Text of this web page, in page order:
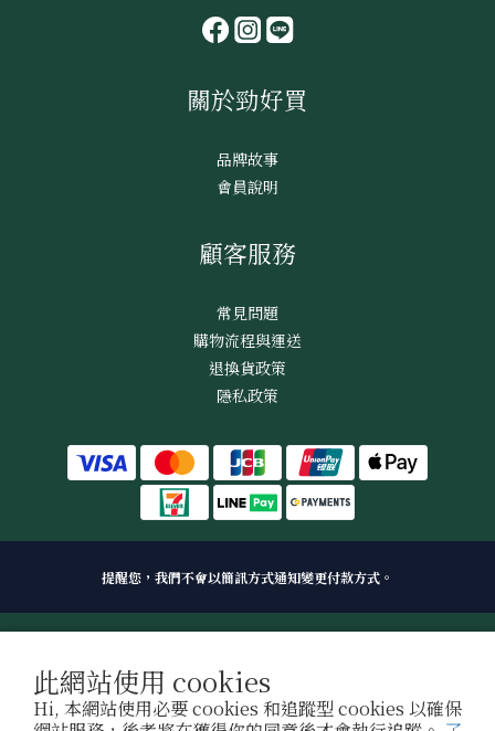
此網站使用 cookies
Hi, 本網站使用必要 cookies 和追蹤型 cookies 以確保
關於勁好買
品牌故事
會員說明
顧客服務
常見問題
購物流程與運送
退換貨政策
隱私政策
提醒您，我們不會以簡訊方式通知變更付款方式。